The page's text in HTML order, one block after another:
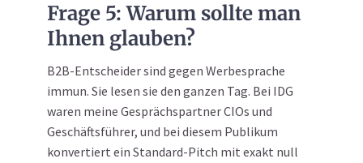
Frage 5: Warum sollte man
Ihnen glauben?
B2B-Entscheider sind gegen Werbesprache
immun. Sie lesen sie den ganzen Tag. Bei IDG
waren meine Gesprächspartner CIOs und
Geschäftsführer, und bei diesem Publikum
konvertiert ein Standard-Pitch mit exakt null